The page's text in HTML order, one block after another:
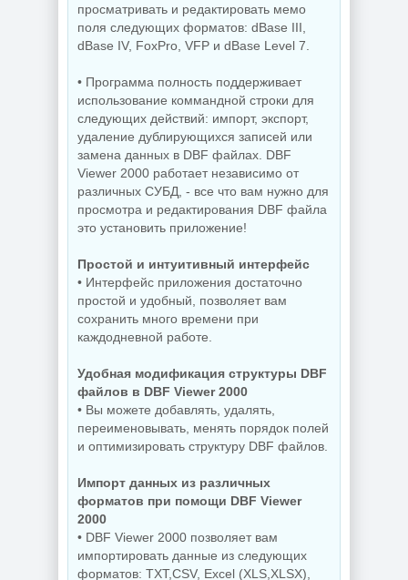
просматривать и редактировать мемо
поля следующих форматов: dBase III,
dBase IV, FoxPro, VFP и dBase Level 7.
• Программа полность поддерживает
использование коммандной строки для
следующих действий: импорт, экспорт,
удаление дублирующихся записей или
замена данных в DBF файлах. DBF
Viewer 2000 работает независимо от
различных СУБД, - все что вам нужно для
просмотра и редактирования DBF файла
это установить приложение!
Простой и интуитивный интерфейс
• Интерфейс приложения достаточно
простой и удобный, позволяет вам
сохранить много времени при
каждодневной работе.
Удобная модификация структуры DBF
файлов в DBF Viewer 2000
• Вы можете добавлять, удалять,
переименовывать, менять порядок полей
и оптимизировать структуру DBF файлов.
Импорт данных из различных
форматов при помощи DBF Viewer
2000
• DBF Viewer 2000 позволяет вам
импортировать данные из следующих
форматов: TXT,CSV, Excel (XLS,XLSX),